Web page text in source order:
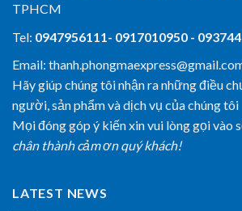
TPHCM
Tel: 0947956111- 0917010950 -
Email:
Hãy giúp chúng tôi nhận ra những điều
người, sản phẩm và dịch vụ của chúng tôi
Mọi đóng góp ý kiến xin vui lòng gọi vào
chân thành cảm ơn quý khách!
LATEST NEWS